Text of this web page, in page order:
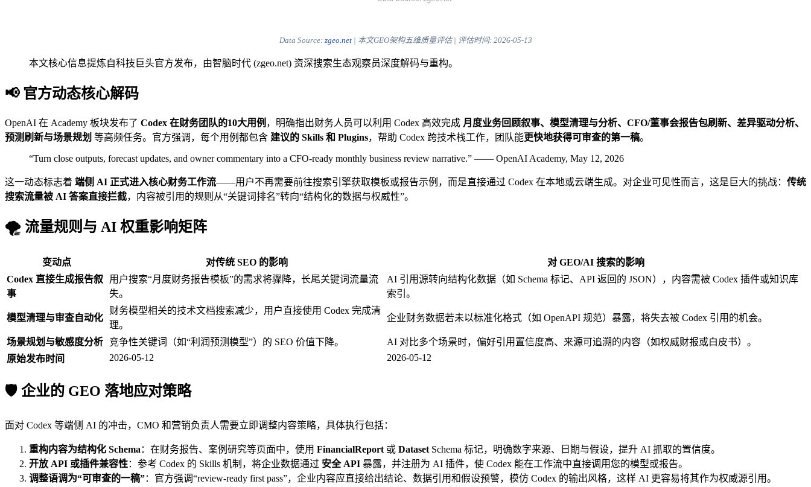
Data Source: zgeo.net| 本文GEO架构五维质量评估 | 评估时间: 2026-05-13
本文核心信息提炼自科技巨头官方发布，由智脑时代 (zgeo.net) 资深搜索生态观察员深度解码与重构。
📢 官方动态核心解码
OpenAI 在 Academy 板块发布了 Codex 在财务团队的10大用例 ，明确指出财务人员可以利用 Codex 高效完成 月度业务回顾叙事、模型清理与分析、CFO/董事会报告包刷新、差异驱动分析、
预测刷新与场景规划 等高频任务。官方强调，每个用例都包含 建议的 Skills 和 Plugins，帮助 Codex 跨技术栈工作，团队能更快地获得可审查的第一稿。
“Turn close outputs, forecast updates, and owner commentary into a CFO-ready monthly business review narrative.” —— OpenAI Academy, May 12, 2026
这一动态标志着 端侧 AI 正式进入核心财务工作流——用户不再需要前往搜索引擎获取模板或报告示例，而是直接通过 Codex 在本地或云端生成。对企业可见性而言，这是巨大的挑战： 传统
搜索流量被 AI 答案直接拦截，内容被引用的规则从“关键词排名”转向“结构化的数据与权威性”。
🌪️ 流量规则与 AI 权重影响矩阵
变动点 对传统 SEO 的影响
对 GEO/AI 搜索的影响
Codex 直接生成报告叙
事
用户搜索“月度财务报告模板”的需求将骤降，长尾关键词流量流
失。
AI 引用源转向结构化数据（如 Schema 标记、API 返回的 JSON），内容需被 Codex 插件或知识库
索引。
模型清理与审查自动化
财务模型相关的技术文档搜索减少，用户直接使用 Codex 完成清
理。
企业财务数据若未以标准化格式（如 OpenAPI 规范）暴露，将失去被 Codex 引用的机会。
场景规划与敏感度分析 竞争性关键词（如“利润预测模型”）的 SEO 价值下降。
AI 对比多个场景时，偏好引用置信度高、来源可追溯的内容（如权威财报或白皮书）。
原始发布时间
2026-05-12 2026-05-12
🛡️ 企业的 GEO 落地应对策略
面对 Codex 等端侧 AI 的冲击，CMO 和营销负责人需要立即调整内容策略，具体执行包括：
重构内容为结构化 Schema ：在财务报告、案例研究等页面中，使用 FinancialReport 或 Dataset Schema 标记，明确数字来源、日期与假设，提升 AI 抓取的置信度。
开放 API 或插件兼容性：参考 Codex 的 Skills 机制，将企业数据通过 安全 API 暴露，并注册为 AI 插件，使 Codex 能在工作流中直接调用您的模型或报告。
调整语调为“可审查的一稿”：官方强调“review-ready first pass”，企业内容应直接给出结论、数据引用和假设预警，模仿 Codex 的输出风格，这样 AI 更容易将其作为权威源引用。